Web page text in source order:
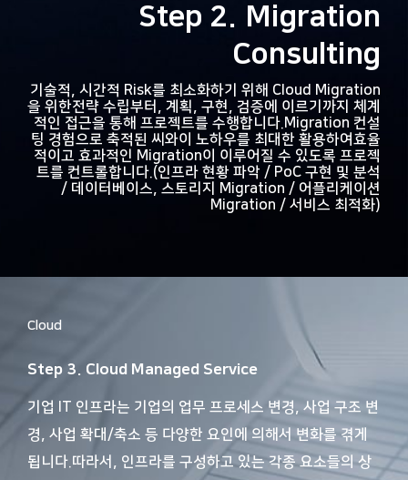
Step 2. Migration
Consulting
기술적, 시간적 Risk를 최소화하기 위해 Cloud Migration
을 위한전략 수립부터, 계획, 구현, 검증에 이르기까지 체계
적인 접근을 통해 프로젝트를 수행합니다. Migration 컨설
팅 경험으로 축적된 씨와이 노하우를 최대한 활용하여효율
적이고 효과적인 Migration이 이루어질 수 있도록 프로젝
트를 컨트롤합니다.(인프라 현황 파악 / PoC 구현 및 분석
/ 데이터베이스, 스토리지 Migration / 어플리케이션
Migration / 서비스 최적화)
Cloud
Step 3. Cloud Managed Service
기업 IT 인프라는 기업의 업무 프로세스 변경, 사업 구조 변
경, 사업 확대/축소 등 다양한 요인에 의해서 변화를 겪게
됩니다. 따라서, 인프라를 구성하고 있는 각종 요소들의 상